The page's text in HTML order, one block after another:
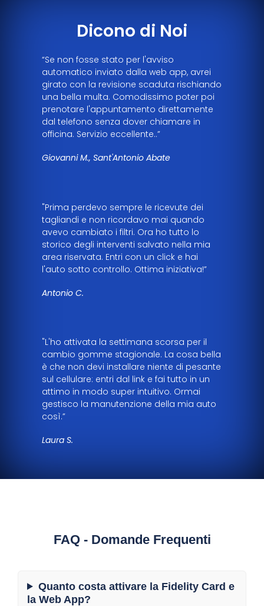
Dicono di Noi
“Se non fosse stato per l'avviso
automatico inviato dalla web app, avrei
girato con la revisione scaduta rischiando
una bella multa. Comodissimo poter poi
prenotare l'appuntamento direttamente
dal telefono senza dover chiamare in
officina. Servizio eccellente..”
Giovanni M., Sant'Antonio Abate
"Prima perdevo sempre le ricevute dei
tagliandi e non ricordavo mai quando
avevo cambiato i filtri. Ora ho tutto lo
storico degli interventi salvato nella mia
area riservata. Entri con un click e hai
l'auto sotto controllo. Ottima iniziativa!”
Antonio C.
"L'ho attivata la settimana scorsa per il
cambio gomme stagionale. La cosa bella
è che non devi installare niente di pesante
sul cellulare: entri dal link e fai tutto in un
attimo in modo super intuitivo. Ormai
gestisco la manutenzione della mia auto
così.”
Laura S.
FAQ - Domande Frequenti
Quanto costa attivare la Fidelity Card e
la Web App?